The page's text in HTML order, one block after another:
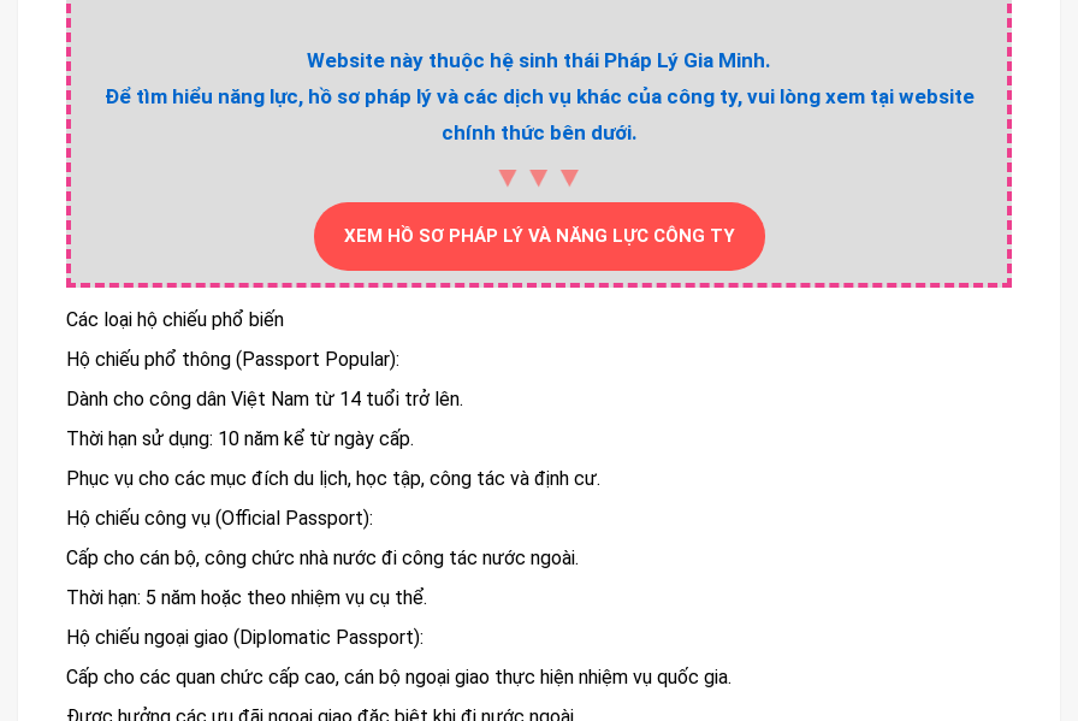
Website này thuộc hệ sinh thái Pháp Lý Gia Minh.
Để tìm hiểu năng lực, hồ sơ pháp lý và các dịch vụ khác của công ty, vui lòng xem tại website
chính thức bên dưới.
▼▼▼
XEM HỒ SƠ PHÁP LÝ VÀ NĂNG LỰC CÔNG TY
Các loại hộ chiếu phổ biến
Hộ chiếu phổ thông (Passport Popular):
Dành cho công dân Việt Nam từ 14 tuổi trở lên.
Thời hạn sử dụng: 10 năm kể từ ngày cấp.
Phục vụ cho các mục đích du lịch, học tập, công tác và định cư.
Hộ chiếu công vụ (Official Passport):
Cấp cho cán bộ, công chức nhà nước đi công tác nước ngoài.
Thời hạn: 5 năm hoặc theo nhiệm vụ cụ thể.
Hộ chiếu ngoại giao (Diplomatic Passport):
Cấp cho các quan chức cấp cao, cán bộ ngoại giao thực hiện nhiệm vụ quốc gia.